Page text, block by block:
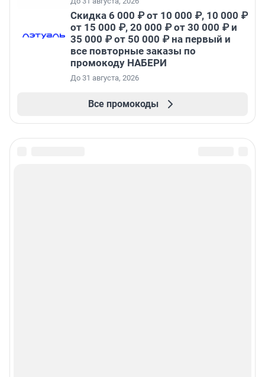
Скидка 6 000 ₽ от 10 000 ₽, 10 000 ₽
от 15 000 ₽, 20 000 ₽ от 30 000 ₽ и
35 000 ₽ от 50 000 ₽ на первый и
все повторные заказы по
промокоду НАБЕРИ
До 31 августа, 2026
Все промокоды